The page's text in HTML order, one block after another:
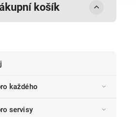
Ariete košík
každého
servisy